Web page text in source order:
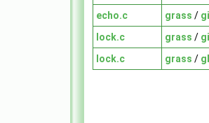
echo.c
grass /
lock.c
grass /
lock.c
grass /